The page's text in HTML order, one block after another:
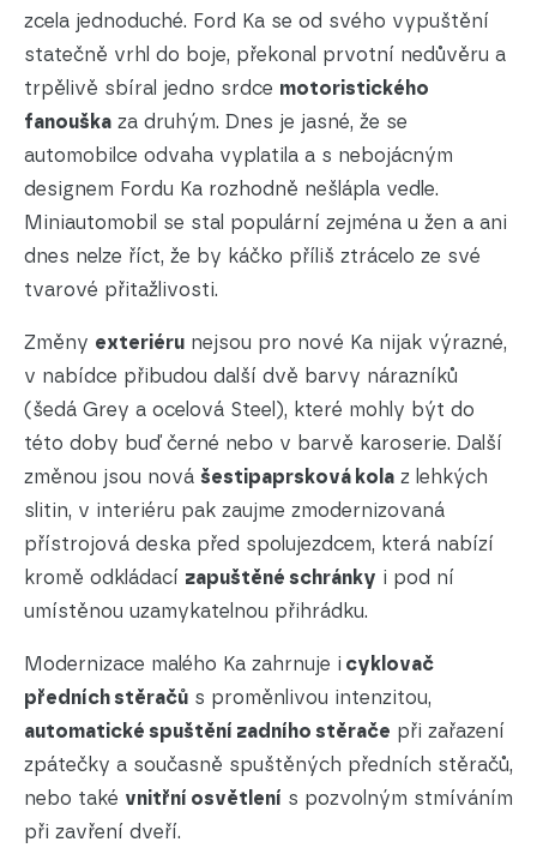
zcela jednoduché. Ford Ka se od svého vypuštění
statečně vrhl do boje, překonal prvotní nedůvěru a
trpělivě sbíral jedno srdce motoristického
fanouška za druhým. Dnes je jasné, že se
automobilce odvaha vyplatila a s nebojácným
designem Fordu Ka rozhodně nešlápla vedle.
Miniautomobil se stal populární zejména u žen a ani
dnes nelze říct, že by káčko příliš ztrácelo ze své
tvarové přitažlivosti.
Změny exteriéru nejsou pro nové Ka nijak výrazné,
v nabídce přibudou další dvě barvy nárazníků
(šedá Grey a ocelová Steel), které mohly být do
této doby buď černé nebo v barvě karoserie. Další
změnou jsou nová šestipaprsková kola z lehkých
slitin, v interiéru pak zaujme zmodernizovaná
přístrojová deska před spolujezdcem, která nabízí
kromě odkládací zapuštěné schránky i pod ní
umístěnou uzamykatelnou přihrádku.
Modernizace malého Ka zahrnuje i cyklovač
předních stěračů s proměnlivou intenzitou,
automatické spuštění zadního stěrače při zařazení
zpátečky a současně spuštěných předních stěračů,
nebo také vnitřní osvětlení s pozvolným stmíváním
při zavření dveří.